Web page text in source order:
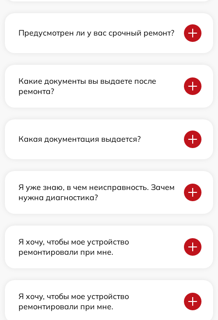
Предусмотрен ли у вас срочный ремонт?
Какие документы вы выдаете после
ремонта?
Какая документация выдается?
Я уже знаю, в чем неисправность. Зачем
нужна диагностика?
Я хочу, чтобы мое устройство
ремонтировали при мне.
Я хочу, чтобы мое устройство
ремонтировали при мне.